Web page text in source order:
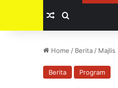
Random Article
Home / Berita / Majlis
Berita Program